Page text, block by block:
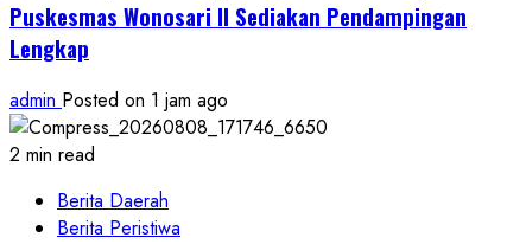
Puskesmas Wonosari II Sediakan Pendampingan
Lengkap
admin Posted on 1 jam ago
2 min read
Berita Daerah
Berita Peristiwa